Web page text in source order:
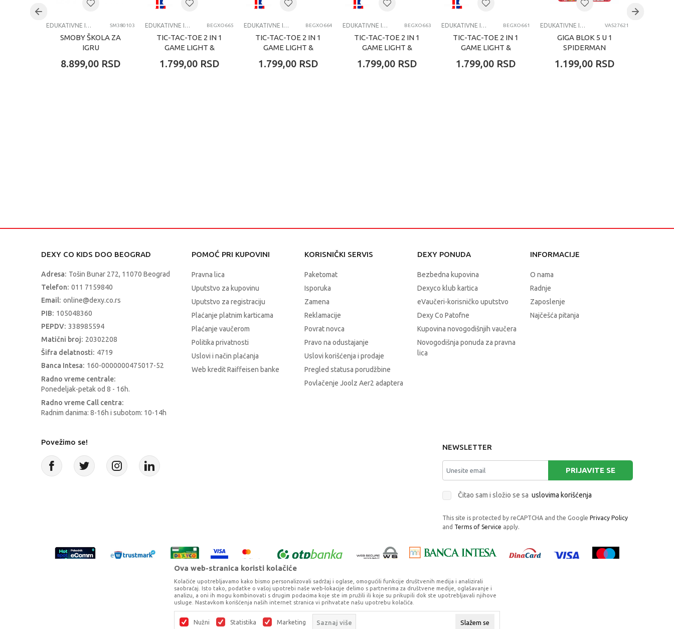
EDUKATIVNE IGRAČKE ZA DECU SM380103
SMOBY ŠKOLA ZA
IGRU
8.899,00 RSD
EDUKATIVNE IGRAČKE ZA DECU BEGXO665
TIC-TAC-TOE 2 IN 1
GAME LIGHT &
1.799,00 RSD
EDUKATIVNE IGRAČKE ZA DECU BEGXO664
TIC-TAC-TOE 2 IN 1
GAME LIGHT &
1.799,00 RSD
EDUKATIVNE IGRAČKE ZA DECU BEGXO663
TIC-TAC-TOE 2 IN 1
GAME LIGHT &
1.799,00 RSD
EDUKATIVNE IGRAČKE ZA DECU BEGXO661
TIC-TAC-TOE 2 IN 1
GAME LIGHT &
1.799,00 RSD
EDUKATIVNE IGRAČKE ZA DECU VAS27621
GIGA BLOK 5 U 1
SPIDERMAN
1.199,00 RSD
DEXY CO KIDS DOO BEOGRAD
Adresa: Tošin Bunar 272, 11070 Beograd
Telefon: 011 7159840
Email: online@dexy.co.rs
PIB: 105048360
PEPDV: 338985594
Matični broj: 20302208
Šifra delatnosti: 4719
Banca Intesa: 160-0000000475017-52
Radno vreme centrale:
Ponedeljak-petak od 8 - 16h.
Radno vreme Call centra:
Radnim danima: 8-16h i subotom: 10-14h
POMOĆ PRI KUPOVINI
Pravna lica
Uputstvo za kupovinu
Uputstvo za registraciju
Plaćanje platnim karticama
Plaćanje vaučerom
Politika privatnosti
Uslovi i način plaćanja
Web kredit Raiffeisen banke
KORISNIČKI SERVIS
Paketomat
Isporuka
Zamena
Reklamacije
Povrat novca
Pravo na odustajanje
Uslovi korišćenja i prodaje
Pregled statusa porudžbine
Povlačenje Joolz Aer2 adaptera
DEXY PONUDA
Bezbedna kupovina
Dexyco klub kartica
eVaučeri-korisničko uputstvo
Dexy Co Patofne
Kupovina novogodišnjih vaučera
Novogodišnja ponuda za pravna
lica
INFORMACIJE
O nama
Radnje
Zaposlenje
Najčešća pitanja
Povežimo se!
NEWSLETTER
PRIJAVITE SE
Čitao sam i složio se sa uslovima korišćenja
This site is protected by reCAPTCHA and the Google Privacy Policy
and Terms of Service apply.
Proizvode na sajtu nastojimo da opišemo što je preciznije moguće, ali ne možemo garantovati da su svi podaci i fotografije, navedeni u okrviru proizvoda, u
potpunosti kompletni i bez grešaka. Svi artikli prikazani na sajtu su deo naše ponude, ali ne podrazumeva da su dostupni u svakom trenutku.
Ova web-stranica koristi kolačiće
Kolačiće upotrebljavamo kako bismo personalizovali sadržaj i oglase, omogućili funkcije društvenih medija i analizirali
saobraćaj. Isto tako, podatke o vašoj upotrebi naše web-lokacije delimo s partnerima za društvene medije, oglašavanje i
analizu, a oni ih mogu kombinovati s drugim podacima koje ste im pružili ili koje su prikupili dok ste upotrebljavali njihove
usluge. Nastavkom korišćenja naših internet stranica vi prihvatate našu upotrebu kolačića.
Nužni Statistika Marketing Saznaj više Slažem se